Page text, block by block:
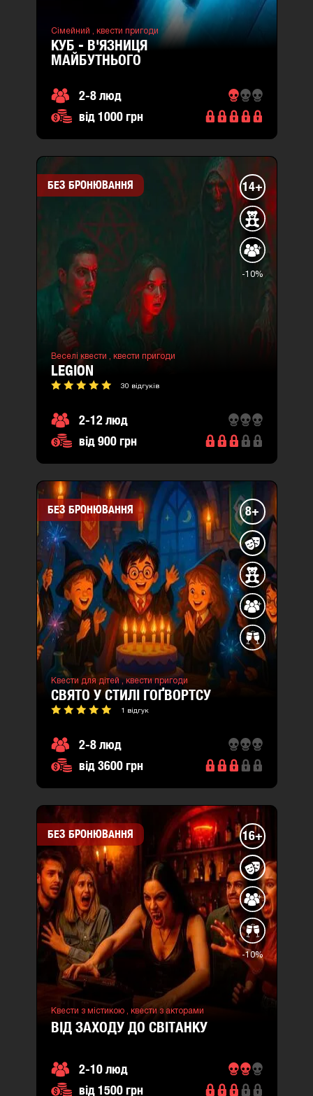
Сімейний , квести пригоди
КУБ - В'ЯЗНИЦЯ
МАЙБУТНЬОГО
2-8 люд
від 1000 грн
БЕЗ БРОНЮВАННЯ 14+
-10%
Веселі квести , квести пригоди
LEGION
30 відгуків
2-12 люд
від 900 грн
БЕЗ БРОНЮВАННЯ 8+
Квести для дітей ,квести пригоди
СВЯТО У СТИЛІ ГОҐВОРТСУ
1 відгук
2-8 люд
від 3600 грн
БЕЗ БРОНЮВАННЯ 16+
-10%
Квести з містикою , квести з акторами
ВІД ЗАХОДУ ДО СВІТАНКУ
2-10 люд
від 1500 грн